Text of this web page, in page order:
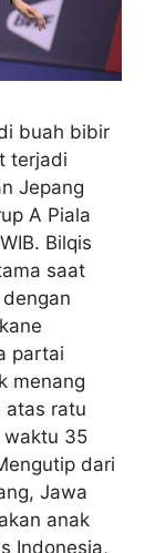
buah bibir
terjadi
Jepang
A Piala
Bilqis
saat
partai
menang
atas ratu
waktu 35
dari
Jawa
anak
Indonesia,